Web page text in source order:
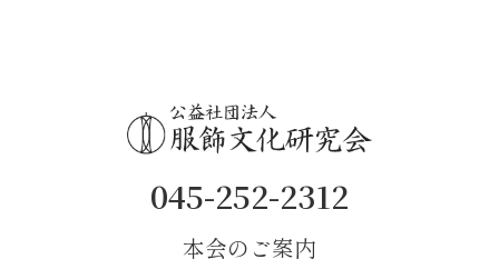
045-252-2312
本会のご案内